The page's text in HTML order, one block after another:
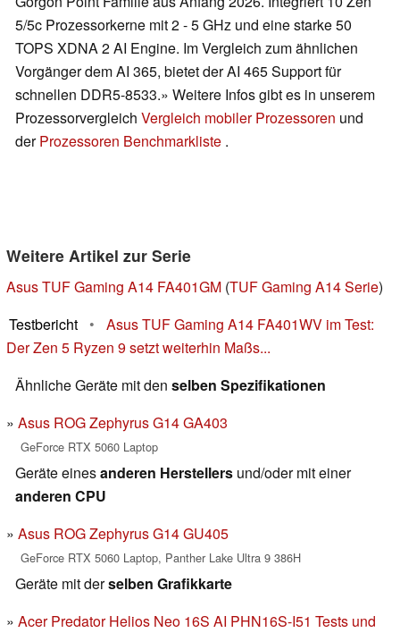
5/5c Prozessorkerne mit 2 - 5 GHz und eine starke 50
TOPS XDNA 2 AI Engine. Im Vergleich zum ähnlichen
Vorgänger dem AI 365, bietet der AI 465 Support für
schnellen DDR5-8533.» Weitere Infos gibt es in unserem
Prozessorvergleich Vergleich mobiler Prozessoren und
derProzessoren Benchmarkliste .
Weitere Artikel zur Serie
Asus TUF Gaming A14 FA401GM (TUF Gaming A14 Serie)
Testbericht
•
Asus TUF Gaming A14 FA401WV im Test:
Der Zen 5 Ryzen 9 setzt weiterhin Maßs...
Ähnliche Geräte mit den selben Spezifikationen
Asus ROG Zephyrus G14 GA403
GeForce RTX 5060 Laptop
Geräte einesanderen Herstellers und/oder mit einer
anderen CPU
Asus ROG Zephyrus G14 GU405
GeForce RTX 5060 Laptop, Panther Lake Ultra 9 386H
Geräte mit derselben Grafikkarte
Acer Predator Helios Neo 16S AI PHN16S-I51 Tests und